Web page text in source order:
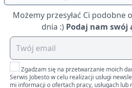
Możemy przesyłać Ci podobne
dnia :) Podaj nam swój
Zgadzam się na przetwarzanie moich
Serwis Jobesto w celu realizacji usługi
mi informacji o ofertach pracy, usługach lub